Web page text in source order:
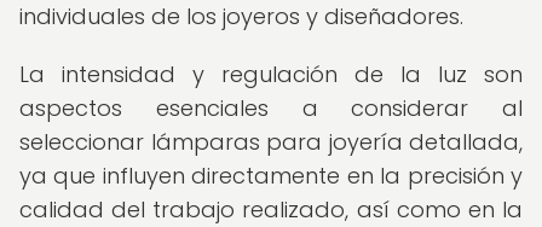
individuales de los joyeros y diseñadores.
La intensidad y regulación de la luz son
aspectos esenciales a considerar al
seleccionar lámparas para joyería detallada,
ya que influyen directamente en la precisión y
calidad del trabajo realizado, así como en la